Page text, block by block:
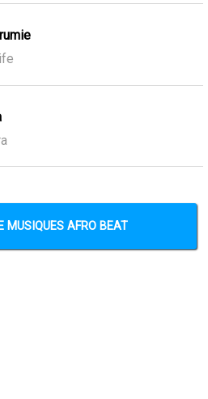
MUSIQUES AFRO BEAT